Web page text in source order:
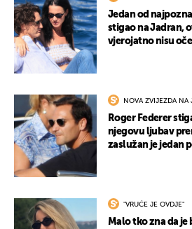
Jedan od
stigao na Jadran,
vjerojatno nisu
NOVA ZVIJEZDA NA
Roger Federer
njegovu ljubav
zaslužan je jedan
"VRUĆE JE OVDJE"
Malo tko zna da je